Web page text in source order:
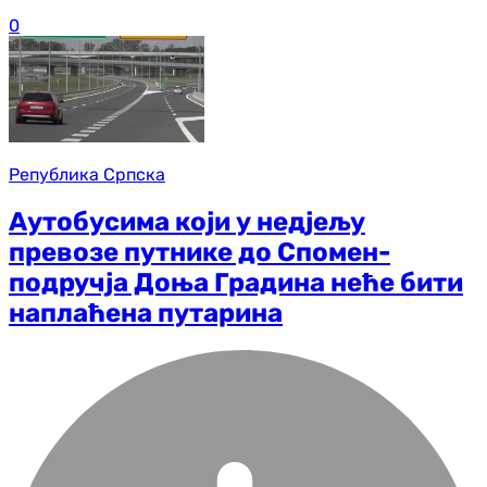
0
Република Српска
Аутобусима који у недјељу
превозе путнике до Спомен-
подручја Доња Градина неће бити
наплаћена путарина